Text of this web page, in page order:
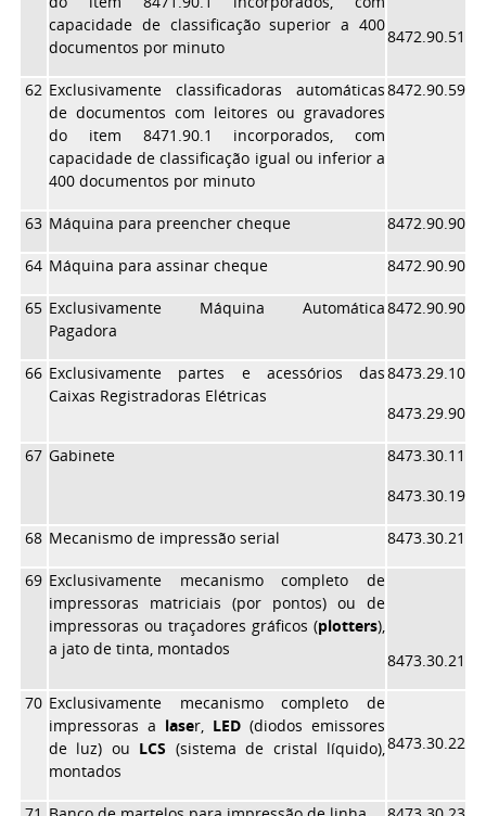
capacidade de classificação superior a 400
documentos por minuto
8472.90.51
62 Exclusivamente classificadoras automáticas
de documentos com leitores ou gravadores
do item 8471.90.1 incorporados, com
capacidade de classificação igual ou inferior a
400 documentos por minuto
8472.90.59
63 Máquina para preencher cheque 8472.90.90
64 Máquina para assinar cheque 8472.90.90
65 Exclusivamente Máquina Automática
Pagadora
8472.90.90
66 Exclusivamente partes e acessórios das
Caixas Registradoras Elétricas
8473.29.10
8473.29.90
67 Gabinete
8473.30.11
8473.30.19
68 Mecanismo de impressão serial 8473.30.21
69 Exclusivamente mecanismo completo de
impressoras matriciais (por pontos) ou de
impressoras ou traçadores gráficos (plotters),
a jato de tinta, montados
8473.30.21
70 Exclusivamente mecanismo completo de
impressoras a laser, LED (diodos emissores
de luz) ou LCS (sistema de cristal líquido),
montados
8473.30.22